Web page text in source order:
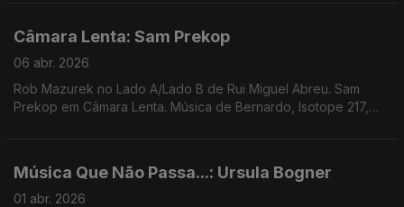
Câmara Lenta: Sam Prekop
06 abr. 2026
Rob Mazurek no Lado A/Lado B de Rui Miguel Abreu. Sam
Prekop em Câmara Lenta. Música de Bernardo, Isotope 217,
Música Que Não Passa...: Ursula Bogner
01 abr. 2026